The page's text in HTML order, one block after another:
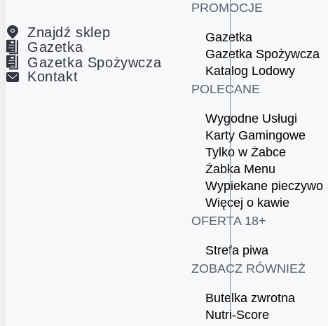
Znajdź sklep
Gazetka
Gazetka Spożywcza
Kontakt
PROMOCJE
Gazetka
Gazetka Spożywcza
Katalog Lodowy
POLECANE
Wygodne Usługi
Karty Gamingowe
Tylko w Żabce
Żabka Menu
Wypiekane pieczywo
Więcej o kawie
OFERTA 18+
Strefa piwa
ZOBACZ RÓWNIEŻ
Butelka zwrotna
Nutri-Score